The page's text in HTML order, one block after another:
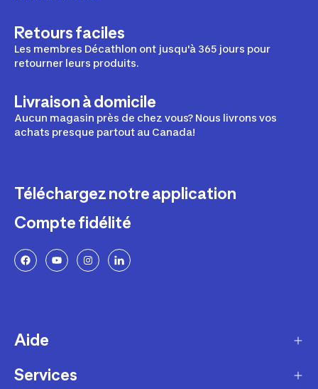
Retours faciles
Les membres Décathlon ont jusqu'à 365 jours pour
retourner leurs produits.
Livraison à domicile
Aucun magasin près de chez vous? Nous livrons vos
achats presque partout au Canada!
Téléchargez notre application
Compte fidélité
Aide
Livraison
Services